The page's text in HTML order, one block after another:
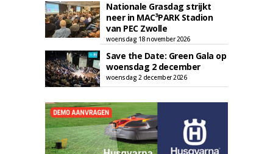
Nationale Grasdag strijkt
neer in MAC³PARK Stadion
van PEC Zwolle
woensdag 18 november 2026
Save the Date: Green Gala op
woensdag 2 december
woensdag 2 december 2026